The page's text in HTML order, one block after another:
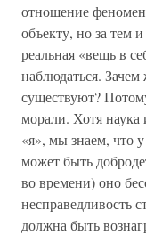
отношение
объекту, но за тем
реальная «вещь в
наблюдаться. Зачем
существуют?
морали. Хотя наука
«я», мы знаем, что
может быть
во времени) оно
несправедливость
должна быть